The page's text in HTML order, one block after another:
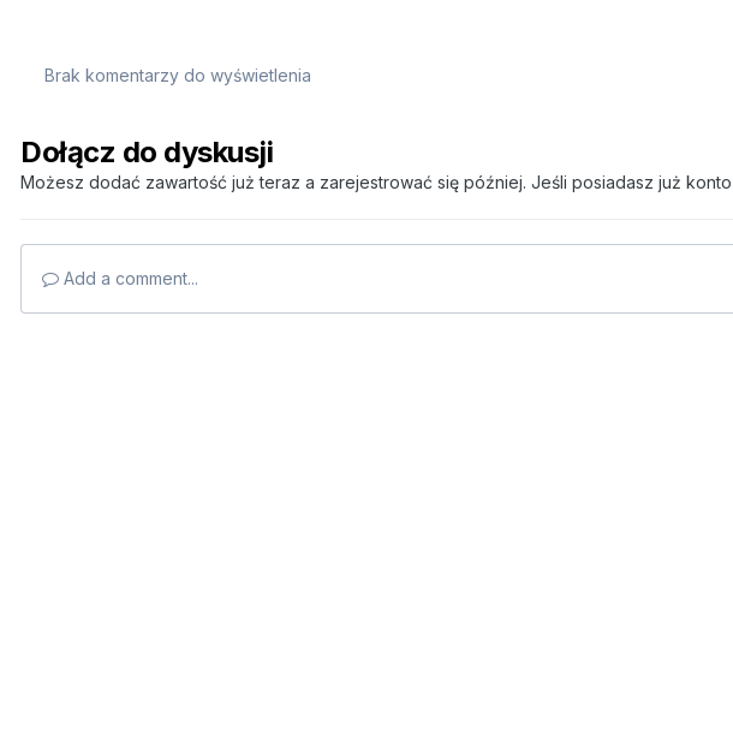
Brak komentarzy do wyświetlenia
Dołącz do dyskusji
Możesz dodać zawartość już teraz a zarejestrować się później. Jeśli posiadasz już konto,
Add a comment...